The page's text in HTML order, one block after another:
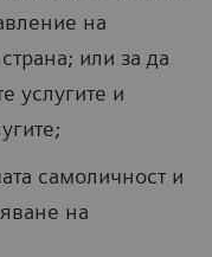
на
или за да
услугите и
самоличност и
на